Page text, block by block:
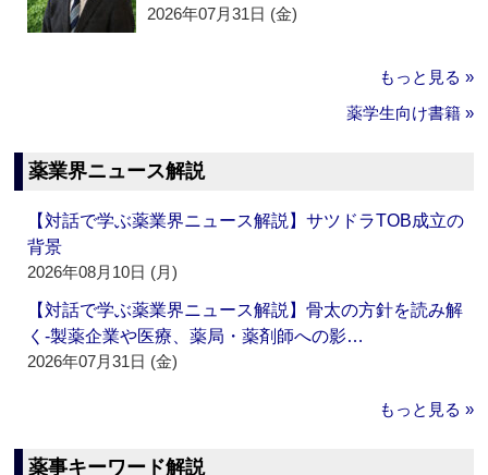
2026年07月31日 (金)
もっと見る »
薬学生向け書籍 »
薬業界ニュース解説
【対話で学ぶ薬業界ニュース解説】サツドラTOB成立の
背景
2026年08月10日 (月)
【対話で学ぶ薬業界ニュース解説】骨太の方針を読み解
く‐製薬企業や医療、薬局・薬剤師への影…
2026年07月31日 (金)
もっと見る »
薬事キーワード解説